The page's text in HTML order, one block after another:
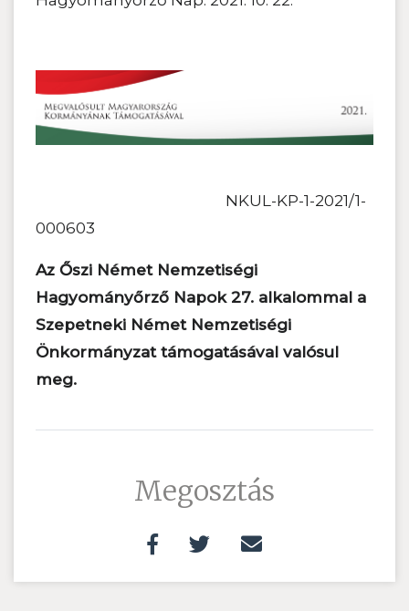
NKUL-KP-1-2021/1-
000603
Az Őszi Német Nemzetiségi
Hagyományőrző Napok 27. alkalommal a
Szepetneki Német Nemzetiségi
Önkormányzat támogatásával valósul
meg.
Megosztás